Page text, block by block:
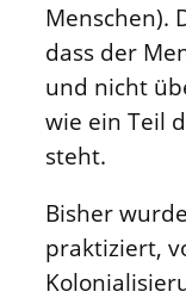
Menschen).
dass der
und nicht
wie ein Teil
steht.
Bisher
praktiziert,